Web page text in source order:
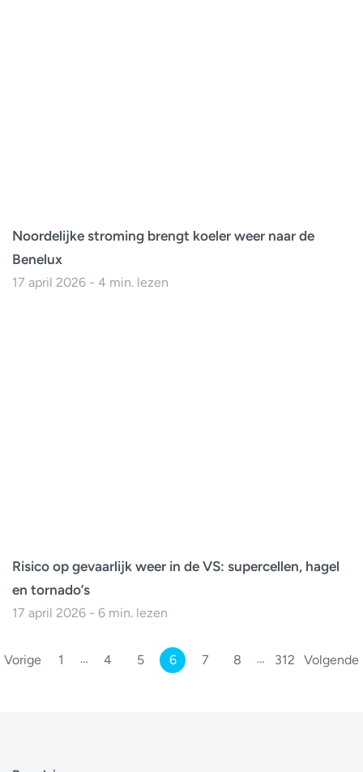
Noordelijke stroming brengt koeler weer naar de
Benelux
17 april 2026 - 4 min. lezen
Risico op gevaarlijk weer in de VS: supercellen, hagel
en tornado’s
17 april 2026 - 6 min. lezen
Vorige 1 … 4 5 6 7 8 … 312 Volgende